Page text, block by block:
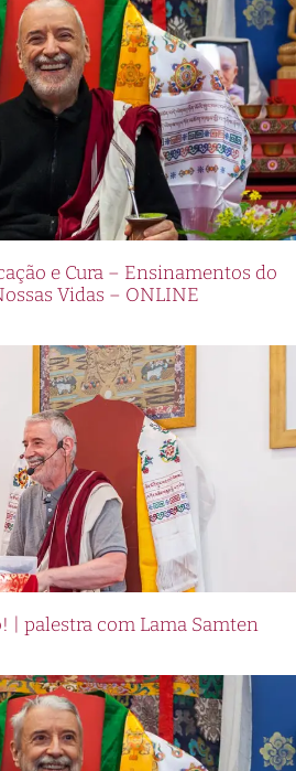
e Cura – Ensinamentos do
Vidas – ONLINE
| palestra com Lama Samten